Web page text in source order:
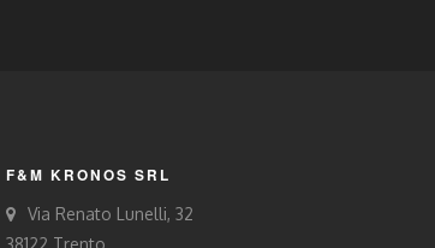
F&M KRONOS SRL
Via Renato Lunelli, 32
38122 Trento